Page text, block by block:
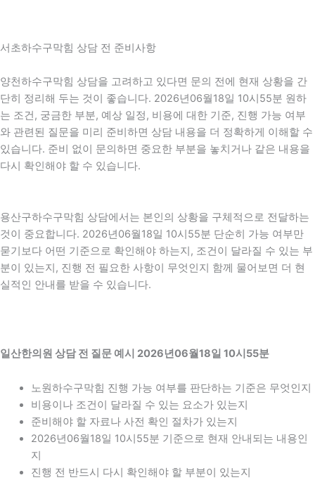
서초하수구막힘 상담 전 준비사항
양천하수구막힘 상담을 고려하고 있다면 문의 전에 현재 상황을 간
단히 정리해 두는 것이 좋습니다. 2026년06월18일 10시55분 원하
는 조건, 궁금한 부분, 예상 일정, 비용에 대한 기준, 진행 가능 여부
와 관련된 질문을 미리 준비하면 상담 내용을 더 정확하게 이해할 수
있습니다. 준비 없이 문의하면 중요한 부분을 놓치거나 같은 내용을
다시 확인해야 할 수 있습니다.
용산구하수구막힘 상담에서는 본인의 상황을 구체적으로 전달하는
것이 중요합니다. 2026년06월18일 10시55분 단순히 가능 여부만
묻기보다 어떤 기준으로 확인해야 하는지, 조건이 달라질 수 있는 부
분이 있는지, 진행 전 필요한 사항이 무엇인지 함께 물어보면 더 현
실적인 안내를 받을 수 있습니다.
일산한의원 상담 전 질문 예시 2026년06월18일 10시55분
노원하수구막힘 진행 가능 여부를 판단하는 기준은 무엇인지
비용이나 조건이 달라질 수 있는 요소가 있는지
준비해야 할 자료나 사전 확인 절차가 있는지
2026년06월18일 10시55분 기준으로 현재 안내되는 내용인
지
진행 전 반드시 다시 확인해야 할 부분이 있는지